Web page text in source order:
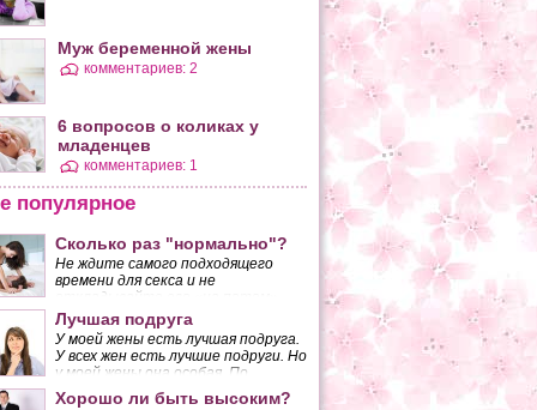
Благодатная пора
К концу мая занялись цвести дубы.
Выглядят строго, без прикрас, а уж
лист в заячье ухо вырос, зеленит
крону снизу доверху. Будто
сказочный богатырь надевает
доспехи. Обзавелся дуб листвой —
слабом
Муж беременной жены
комментариев: 2
6 вопросов о коликах у
младенцев
комментариев: 1
популярное
Сколько раз "нормально"?
Не ждите самого подходящего
времени для секса и не
откладывайте его «на потом»,
если желанный момент так и не
наступает. Вы должны понять,
что, поступая таким образом, вы
разрушаете основу своего брака.
Лучшая подруга
У моей жены есть лучшая подруга.
У всех жен есть лучшие подруги. Но
у моей жены она особая. По
крайней мере, так думаю я.
Хорошо ли быть высоким?